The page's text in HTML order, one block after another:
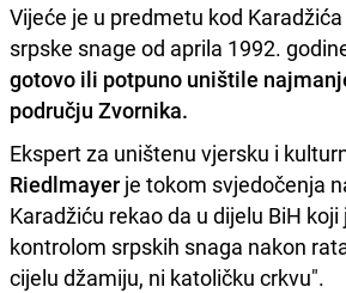
Vijeće je u predmetu kod
srpske snage od aprila 1992.
gotovo ili potpuno uništile
području Zvornika.
Ekspert za uništenu vjersku i
Riedlmayer je tokom svjedočenja
Karadžiću rekao da u dijelu BiH koji
kontrolom srpskih snaga nakon
cijelu džamiju, ni katoličku crkvu".